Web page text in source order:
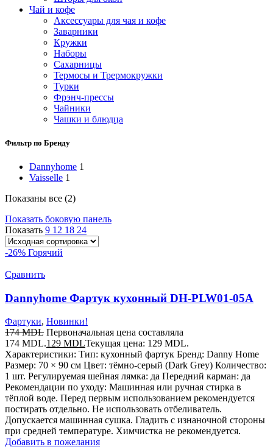
Чай и кофе
Аксессуары для чая и кофе
Заварники
Кружки
Наборы
Сахарницы
Термосы и Трермокружки
Турки
Фрэнч-прессы
Чайники
Чашки и блюдца
Фильтр по Бренду
Dannyhome 1
Vaisselle 1
Показаны все (2)
Показать боковую панель
Показать 9 12 18 24
-26% Горячий
Сравнить
Dannyhome Фартук кухонный DH-PLW01-05A
Фартуки, Новинки!
174MDL Первоначальная цена составляла
174 MDL.129 MDLТекущая цена: 129 MDL.
Характеристики: Тип: кухонный фартук Бренд: Danny Home
Размер: 70 × 90 см Цвет: тёмно-серый (Dark Grey) Количество:
1 шт. Регулируемая шейная лямка: да Передний карман: да
Рекомендации по уходу: Машинная или ручная стирка в
тёплой воде. Перед первым использованием рекомендуется
постирать отдельно. Не использовать отбеливатель.
Допускается машинная сушка. Гладить с изнаночной стороны
при средней температуре. Химчистка не рекомендуется.
Добавить в пожелания